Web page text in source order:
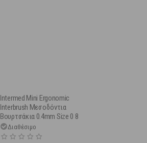
Intermed Mini Ergonomic
Interbrush Μεσοδόντια
Βουρτσάκια 0.4mm Size 0 8
τμχΔιαθέσιμο